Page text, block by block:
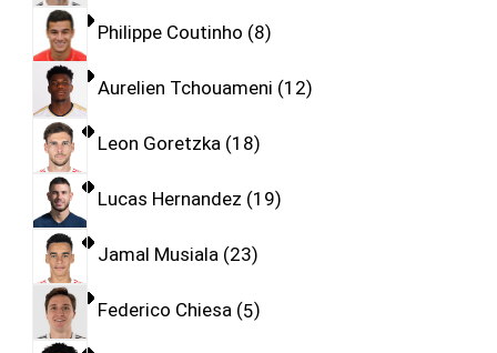
Philippe Coutinho 8
Aurelien Tchouameni 12
Leon Goretzka 18
Lucas Hernandez 19
Jamal Musiala 23
Federico Chiesa 5